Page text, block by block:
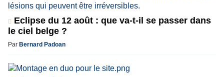
Eclipse du 12 août : que va-t-il se passer dans
le ciel belge ?
Par Bernard Padoan